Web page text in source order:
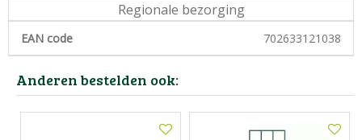
Regionale bezorging
EAN code 702633121038
Anderen bestelden ook: